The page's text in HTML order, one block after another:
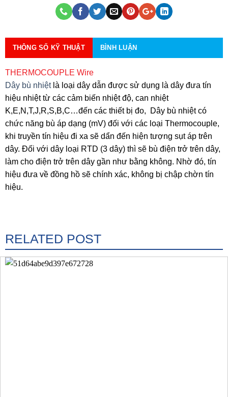
THÔNG SỐ KỸ THUẬT BÌNH LUẬN
THERMOCOUPLE Wire
Dây bù nhiệtlà loại dây dẫn được sử dụng là dây đưa tín
hiệu nhiệt từ các cảm biến nhiệt độ, can nhiệt
K,E,N,T,J,R,S,B,C…đến các thiết bị đo, Dây bù nhiệt có
chức năng bù áp dạng (mV) đối với các loại Thermocouple,
khi truyền tín hiệu đi xa sẽ dẩn đến hiện tượng sụt áp trên
dây. Đối với dây loại RTD (3 dây) thì sẽ bù điện trở trên dây,
làm cho điện trở trên dây gần như bằng không. Nhờ đó, tín
hiệu đưa về đồng hồ sẽ chính xác, không bị chập chờn tín
hiệu.
RELATED POST